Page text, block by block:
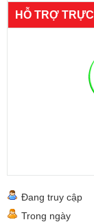
HỖ TRỢ
Đang truy cập
Trong ngày